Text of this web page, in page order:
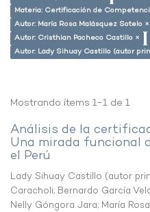
Materia: Certificación de
Autor: María Rosa Malásquez Sotelo ×
Autor: Cristhian Pacheco Castillo ×
Autor: Lady Sihuay Castillo (autor
Mostrando ítems 1-1 de 1
Análisis de la
Una mirada funcional
el Perú
Lady Sihuay Castillo (autor
Caracholi; Bernardo García
Nelly Góngora Jara; María